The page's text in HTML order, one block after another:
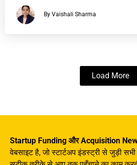
By Vaishali Sharma
Load More
Startup Funding और Acquisition
वेबसाइट है, जो स्टार्टअप इंडस्ट्री से जुड़ी